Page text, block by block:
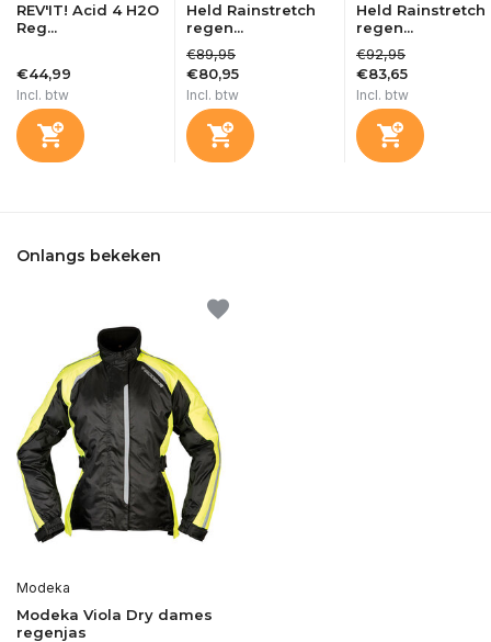
REV'IT! Acid 4 H2O
Reg...
€44,99
Incl. btw
Held Rainstretch
regen...
€89,95
€80,95
Incl. btw
Held Rainstretch
regen...
€92,95
€83,65
Incl. btw
Onlangs bekeken
Modeka
Modeka Viola Dry dames
regenjas